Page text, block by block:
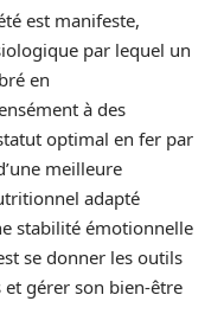
est manifeste,
par lequel un
en
à des
optimal en fer par
meilleure
adapté
stabilité émotionnelle
se donner les outils
gérer son bien-être